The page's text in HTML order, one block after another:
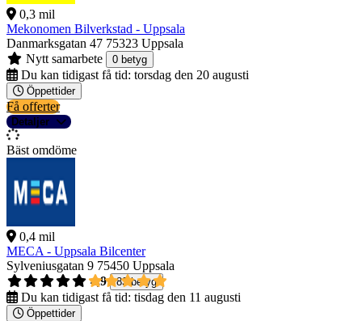
0,3 mil
Mekonomen Bilverkstad - Uppsala
Danmarksgatan 47 75323 Uppsala
Nytt samarbete
0 betyg
Du kan tidigast få tid: torsdag den 20 augusti
Öppettider
Få offerter
Detaljer
Bäst omdöme
0,4 mil
MECA - Uppsala Bilcenter
Sylveniusgatan 9 75450 Uppsala
4,9
83 betyg
Du kan tidigast få tid: tisdag den 11 augusti
Öppettider